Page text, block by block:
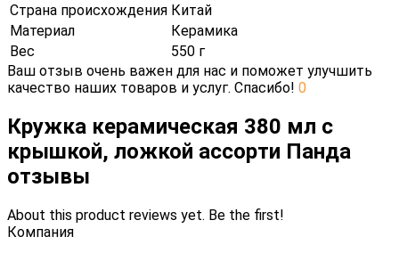
Страна происхождения Китай
Материал
Керамика
Вес
550 г
Ваш отзыв очень важен для нас и поможет улучшить
качество наших товаров и услуг. Спасибо! 0
Кружка керамическая 380 мл с
крышкой, ложкой ассорти Панда
отзывы
About this product reviews yet. Be the first!
Компания